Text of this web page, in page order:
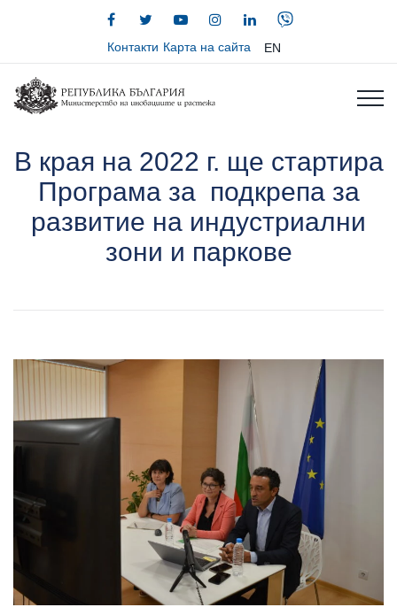
Контакти Карта на сайта EN
В края на 2022 г. ще стартира
Програма за подкрепа за
развитие на индустриални
зони и паркове